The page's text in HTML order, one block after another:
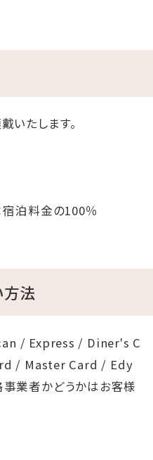
いたします。
宿泊料金の100％
法
/ Express / Diner's C
/ Master Card / Edy
業者かどうかはお客様